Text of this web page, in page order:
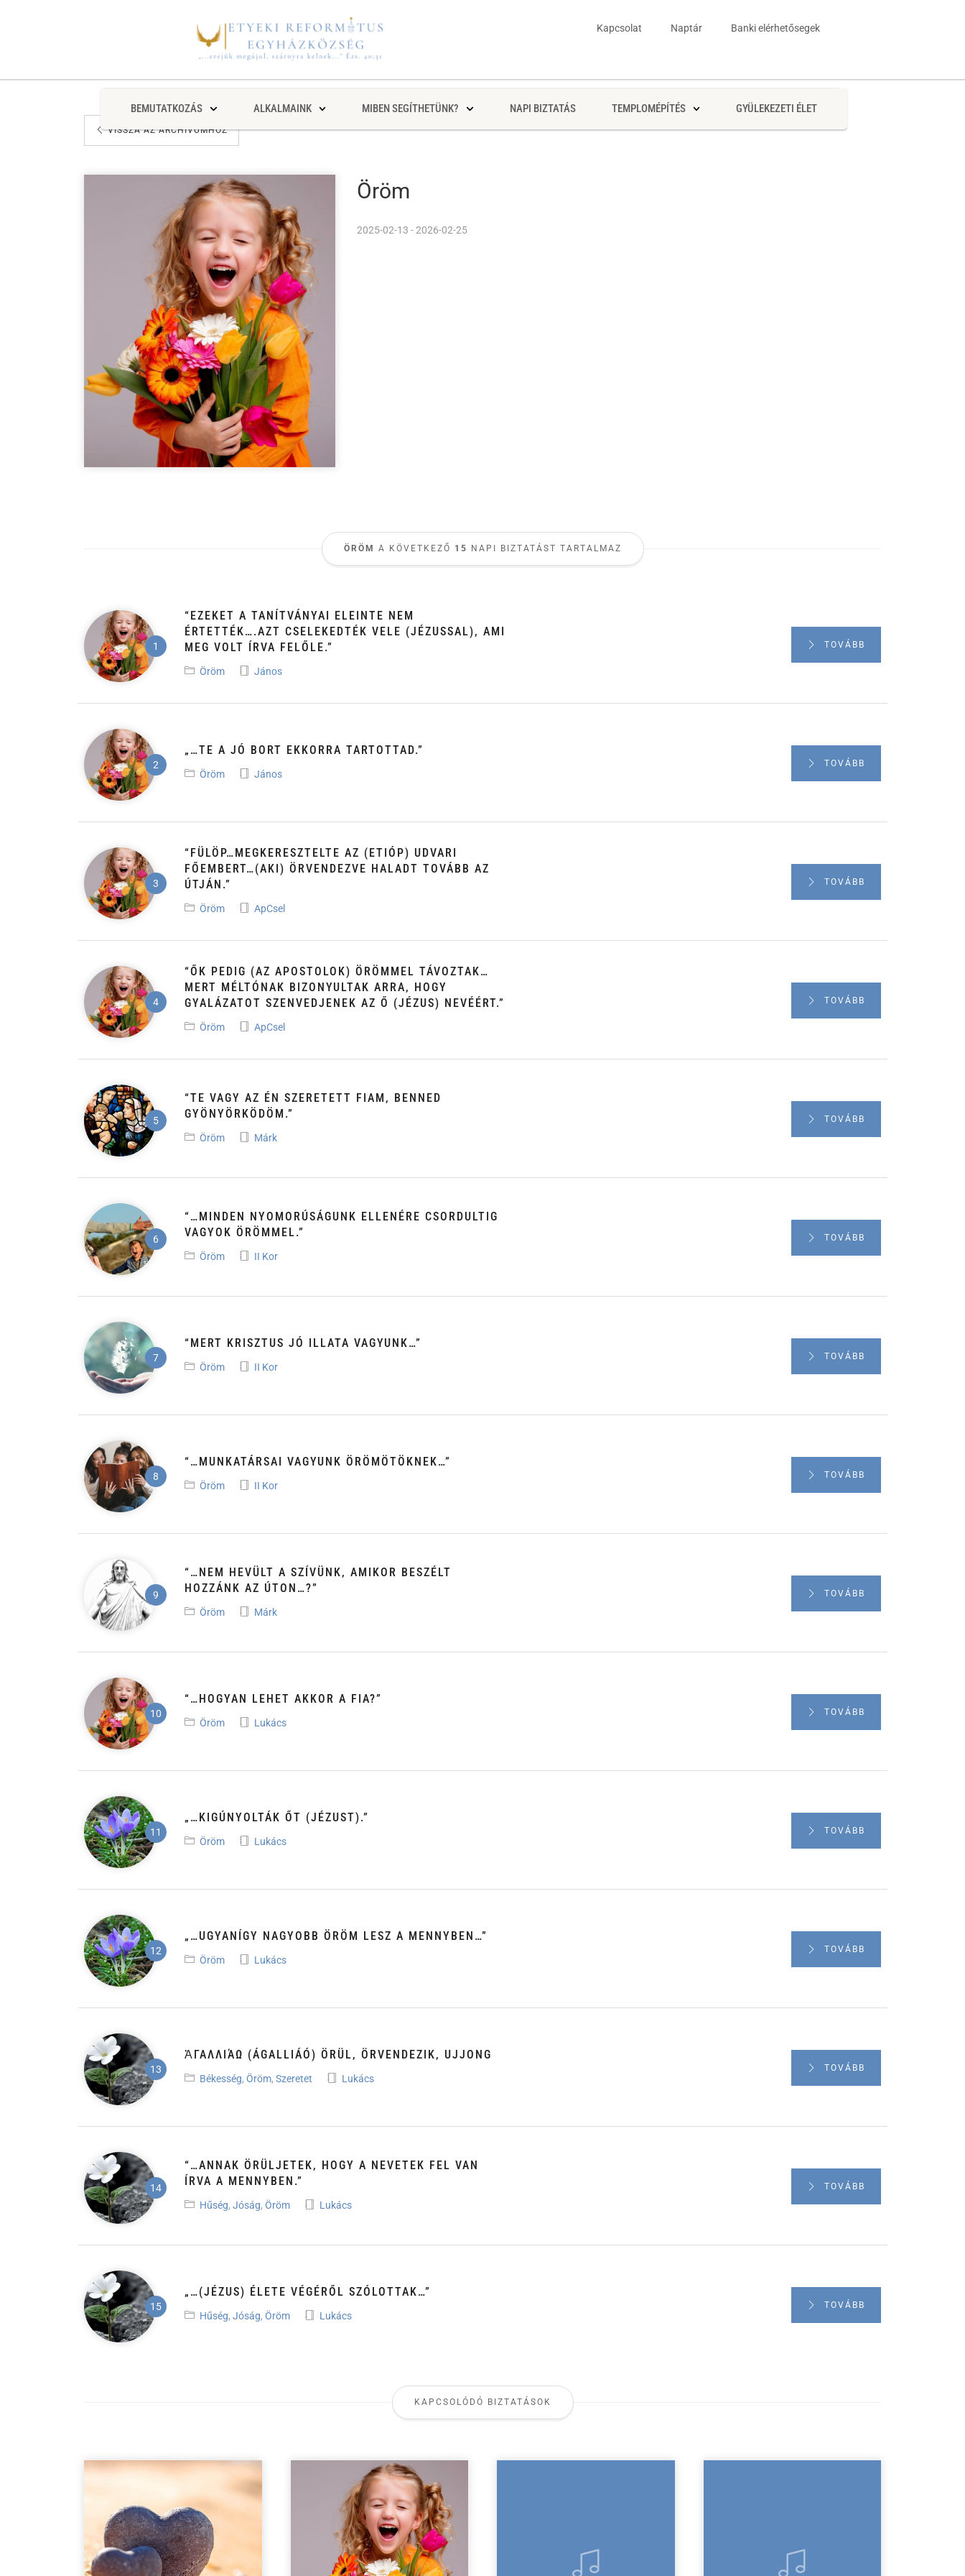
Kapcsolat Naptár Banki elérhetősegek
BEMUTATKOZÁS ALKALMAINK MIBEN SEGÍTHETÜNK? NAPI BIZTATÁS TEMPLOMÉPÍTÉS GYÜLEKEZETI ÉLET
VISSZA AZ ARCHÍVUMHOZ
Öröm
2025-02-13 - 2026-02-25
ÖRÖM A KÖVETKEZŐ 15 NAPI BIZTATÁST TARTALMAZ
“EZEKET A TANÍTVÁNYAI ELEINTE NEM
ÉRTETTÉK….AZT CSELEKEDTÉK VELE (JÉZUSSAL), AMI
MEG VOLT ÍRVA FELŐLE.”
Öröm János
TOVÁBB
„…TE A JÓ BORT EKKORRA TARTOTTAD.”
Öröm János
TOVÁBB
“FÜLÖP…MEGKERESZTELTE AZ (ETIÓP) UDVARI
FŐEMBERT…(AKI) ÖRVENDEZVE HALADT TOVÁBB AZ
ÚTJÁN.”
Öröm ApCsel
TOVÁBB
“ŐK PEDIG (AZ APOSTOLOK) ÖRÖMMEL TÁVOZTAK…
MERT MÉLTÓNAK BIZONYULTAK ARRA, HOGY
GYALÁZATOT SZENVEDJENEK AZ Ő (JÉZUS) NEVÉÉRT.”
Öröm ApCsel
TOVÁBB
“TE VAGY AZ ÉN SZERETETT FIAM, BENNED
GYÖNYÖRKÖDÖM.”
Öröm Márk
TOVÁBB
“…MINDEN NYOMORÚSÁGUNK ELLENÉRE CSORDULTIG
VAGYOK ÖRÖMMEL.”
Öröm II Kor
TOVÁBB
“MERT KRISZTUS JÓ ILLATA VAGYUNK…”
Öröm II Kor
TOVÁBB
“…MUNKATÁRSAI VAGYUNK ÖRÖMÖTÖKNEK…”
Öröm II Kor
TOVÁBB
“…NEM HEVÜLT A SZÍVÜNK, AMIKOR BESZÉLT
HOZZÁNK AZ ÚTON…?”
Öröm Márk
TOVÁBB
“…HOGYAN LEHET AKKOR A FIA?”
Öröm Lukács
TOVÁBB
„…KIGÚNYOLTÁK ŐT (JÉZUST).”
Öröm Lukács
TOVÁBB
„…UGYANÍGY NAGYOBB ÖRÖM LESZ A MENNYBEN…”
Öröm Lukács
TOVÁBB
ἈΓΑΛΛΙΆΩ (ÁGALLIÁÓ) ÖRÜL, ÖRVENDEZIK, UJJONG
Békesség, Öröm, Szeretet Lukács
TOVÁBB
“…ANNAK ÖRÜLJETEK, HOGY A NEVETEK FEL VAN
ÍRVA A MENNYBEN.”
Hűség, Jóság, Öröm Lukács
TOVÁBB
„…(JÉZUS) ÉLETE VÉGÉRŐL SZÓLOTTAK…”
Hűség, Jóság, Öröm Lukács
TOVÁBB
KAPCSOLÓDÓ BIZTATÁSOK